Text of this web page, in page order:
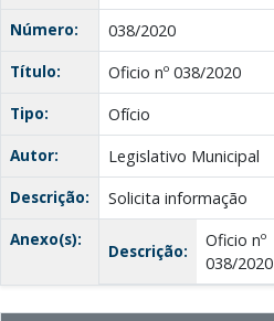
Número:
038/2020
Título:
Oficio nº 038/2020
Tipo:
Ofício
Autor:
Legislativo Municipal
Descrição:
Solicita informação
Anexo(s):
Descrição:
Oficio nº
038/2020